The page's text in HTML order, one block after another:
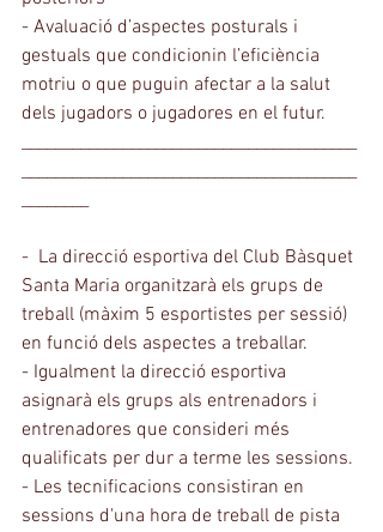
- Avaluació d’aspectes posturals i
gestuals que condicionin l’eficiència
motriu o que puguin afectar a la salut
dels jugadors o jugadores en el futur.
________________________________________
________________________________________
________
-  La direcció esportiva del Club Bàsquet
Santa Maria organitzarà els grups de
treball (màxim 5 esportistes per sessió)
en funció dels aspectes a treballar.
- Igualment la direcció esportiva
asignarà els grups als entrenadors i
entrenadores que consideri més
qualificats per dur a terme les sessions.
- Les tecnificacions consistiran en
sessions d'una hora de treball de pista